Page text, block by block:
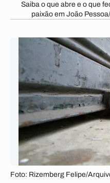
Saiba o que abre e o que
paixão em João
Foto: Rizemberg Felipe/